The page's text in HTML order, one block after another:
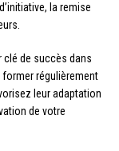
la remise
clé de succès dans
régulièrement
leur adaptation
de votre